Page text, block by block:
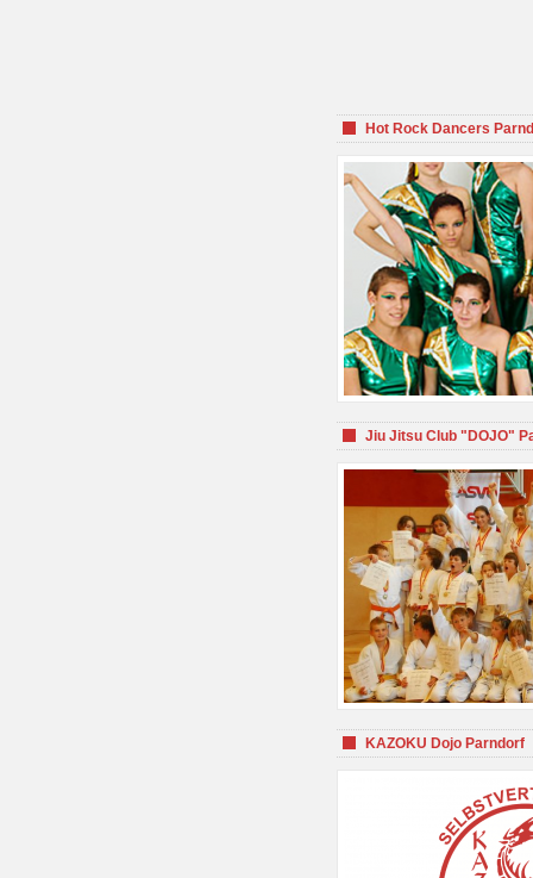
Hot Rock Dancers
Jiu Jitsu Club "DOJO"
KAZOKU Dojo Parndorf